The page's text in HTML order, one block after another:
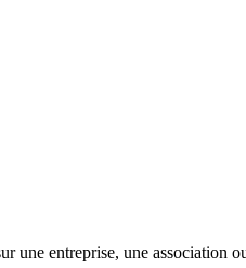
une entreprise, une association